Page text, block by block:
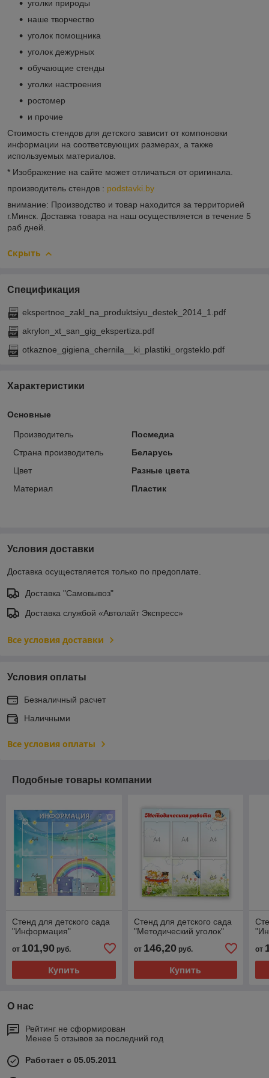
уголки природы
наше творчество
уголок помощника
уголок дежурных
обучающие стенды
уголки настроения
ростомер
и прочие
Стоимость стендов для детского зависит от компоновки
информации на соответсвующих размерах, а также
используемых материалов.
* Изображение на сайте может отличаться от оригинала.
производитель стендов : podstavki.by
внимание: Производство и товар находится за территорией
г.Минск. Доставка товара на наш осуществляется в течение 5
раб дней.
Скрыть
Спецификация
ekspertnoe_zakl_na_produktsiyu_destek_2014_1.pdf
akrylon_xt_san_gig_ekspertiza.pdf
otkaznoe_gigiena_chernila__ki_plastiki_orgsteklo.pdf
Характеристики
Основные
Производитель
Посмедиа
Страна производитель
Беларусь
Цвет
Разные цвета
Материал
Пластик
Условия доставки
Доставка осуществляется только по предоплате.
Доставка "Самовывоз"
Доставка службой «Автолайт Экспресс»
Все условия доставки
Условия оплаты
Безналичный расчет
Наличными
Все условия оплаты
Подобные товары компании
Стенд для детского сада
"Информация"
от 101,90 руб.
Купить
Стенд для детского сада
"Методический уголок"
от 146,20руб.
Купить
от
О нас
Рейтинг не сформирован
Менее 5 отзывов за последний год
Работает с 05.05.2011